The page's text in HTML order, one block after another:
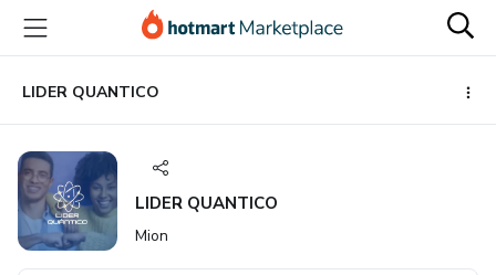
para
conteúdo
principal
para
pagamento
para
rodapé
LIDER QUANTICO
LIDER QUANTICO
Mion